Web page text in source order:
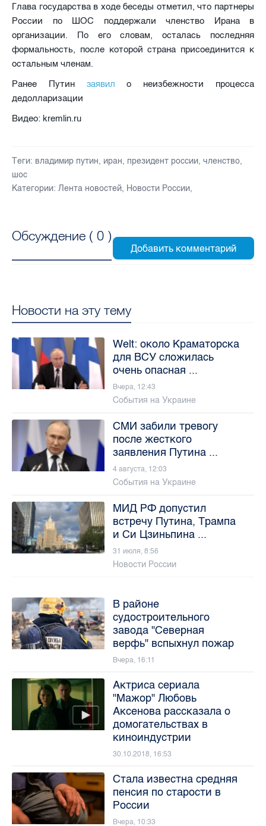
Глава государства в ходе беседы отметил, что партнеры
России по ШОС поддержали членство Ирана в
организации. По его словам, осталась последняя
формальность, после которой страна присоединится к
остальным членам.
Ранее Путин заявил о неизбежности процесса
дедолларизации
Видео: kremlin.ru
Теги: владимир путин, иран, президент россии, членство,
шос
Категории: Лента новостей, Новости России,
Обсуждение ( 0 )
Новости на эту тему
Welt: около Краматорска
для ВСУ сложилась
очень опасная ...
Вчера, 12:43
События на Украине
СМИ забили тревогу
после жесткого
заявления Путина ...
4 августа, 12:03
События на Украине
МИД РФ допустил
встречу Путина, Трампа
и Си Цзиньпина ...
31 июля, 8:56
Новости России
В районе
судостроительного
завода "Северная
верфь" вспыхнул пожар
Вчера, 16:11
Актриса сериала
"Мажор" Любовь
Аксенова рассказала о
домогательствах в
киноиндустрии
30.10.2018, 16:53
Стала известна средняя
пенсия по старости в
России
Вчера, 10:33